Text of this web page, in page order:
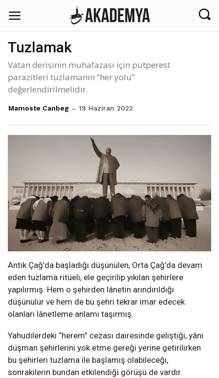
Tuzlamak
Vatan derisinin muhafazası için putperest
parazitleri tuzlamanın “her yolu”
değerlendirilmelidir.
Mamoste Canbeg 19 Haziran 2022
Antik Çağ’da başladığı düşünülen, Orta Çağ’da devam
eden tuzlama ritüeli, ele geçirilip yıkılan şehirlere
yapılırmış. Hem o şehirden lânetin arındırıldığı
düşünülür ve hem de bu şehri tekrar imar edecek
olanları lânetleme anlamı taşırmış.
Yahudilerdeki “herem” cezası dairesinde geliştiği, yâni
düşman şehirlerini yok etme gereği yerine getirilirken
bu şehirleri tuzlama ile başlamış olabileceği,
sonrakilerin bundan etkilendiği görüşü de vardır.